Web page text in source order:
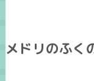
メドリのふく